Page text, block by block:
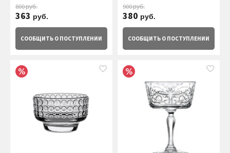
800руб.
363 руб.
СООБЩИТЬ О ПОСТУПЛЕНИИ
900руб.
380 руб.
СООБЩИТЬ О ПОСТУПЛЕНИИ